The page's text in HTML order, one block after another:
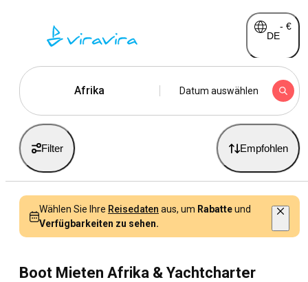
DE
- €
Afrika Datum auswählen
Filter Empfohlen
Wählen Sie Ihre Reisedaten aus, um Rabatteund
Verfügbarkeiten zu sehen.
Boot Mieten Afrika & Yachtcharter